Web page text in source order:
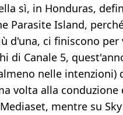
sì, in Honduras,
Parasite Island,
d'una, ci finiscono per
di Canale 5,
nelle intenzioni)
volta alla conduzione
mentre su